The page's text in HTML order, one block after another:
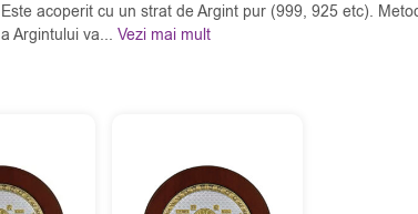
Este acoperit cu un strat de Argint pur (999, 925 etc).
a Argintului va...Vezi mai mult